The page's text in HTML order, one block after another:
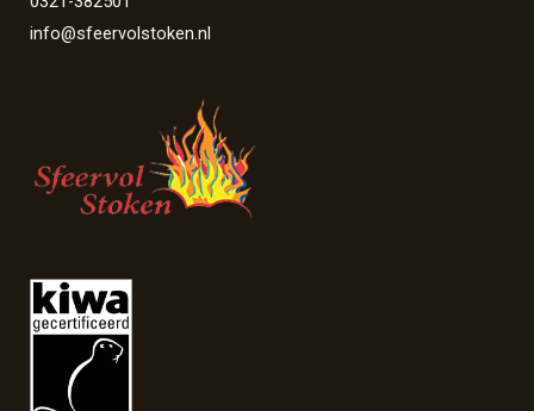
info@sfeervolstoken.nl